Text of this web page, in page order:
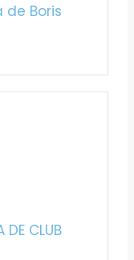
Boris
DE CLUB